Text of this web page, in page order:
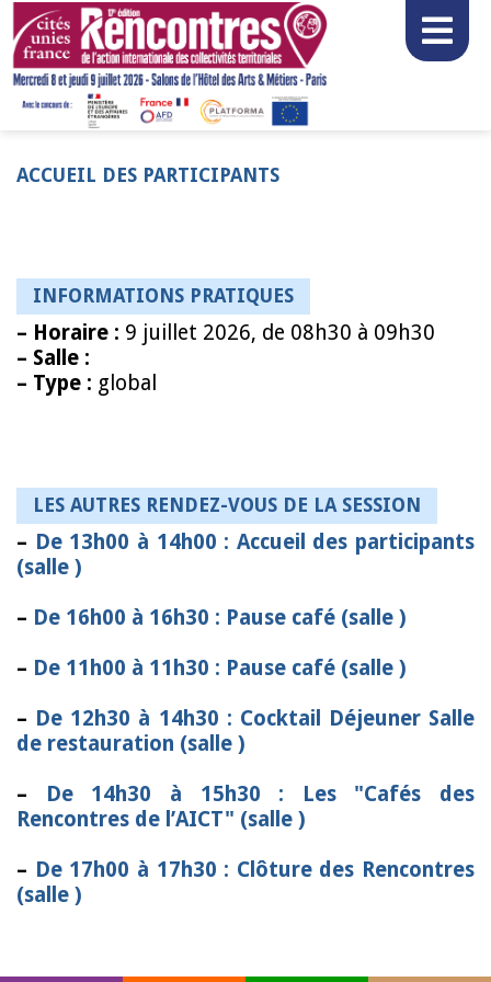
ACCUEIL DES PARTICIPANTS
INFORMATIONS PRATIQUES
– Horaire : 9 juillet 2026, de 08h30 à 09h30
– Salle :
– Type : global
LES AUTRES RENDEZ-VOUS DE LA SESSION
– De 13h00 à 14h00 : Accueil des participants
(salle )
– De 16h00 à 16h30 : Pause café (salle )
– De 11h00 à 11h30 : Pause café (salle )
– De 12h30 à 14h30 : Cocktail Déjeuner Salle
de restauration (salle )
–
De 14h30 à 15h30 : Les "Cafés des
Rencontres de l’AICT" (salle )
– De 17h00 à 17h30 : Clôture des Rencontres
(salle )